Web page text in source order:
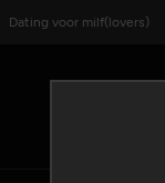
Dating voor milf(lovers)